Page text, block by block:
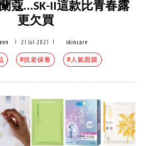
蔻...SK-II這款比青春露
更欠買
21 Jul 2021 skincare
#抗老保養 #人氣面膜